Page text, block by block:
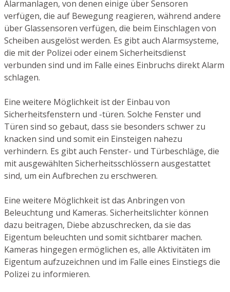
Alarmanlagen, von denen einige über Sensoren
verfügen, die auf Bewegung reagieren, während andere
über Glassensoren verfügen, die beim Einschlagen von
Scheiben ausgelöst werden. Es gibt auch Alarmsysteme,
die mit der Polizei oder einem Sicherheitsdienst
verbunden sind und im Falle eines Einbruchs direkt Alarm
schlagen.
Eine weitere Möglichkeit ist der Einbau von
Sicherheitsfenstern und -türen. Solche Fenster und
Türen sind so gebaut, dass sie besonders schwer zu
knacken sind und somit ein Einsteigen nahezu
verhindern. Es gibt auch Fenster- und Türbeschläge, die
mit ausgewählten Sicherheitsschlössern ausgestattet
sind, um ein Aufbrechen zu erschweren.
Eine weitere Möglichkeit ist das Anbringen von
Beleuchtung und Kameras. Sicherheitslichter können
dazu beitragen, Diebe abzuschrecken, da sie das
Eigentum beleuchten und somit sichtbarer machen.
Kameras hingegen ermöglichen es, alle Aktivitäten im
Eigentum aufzuzeichnen und im Falle eines Einstiegs die
Polizei zu informieren.